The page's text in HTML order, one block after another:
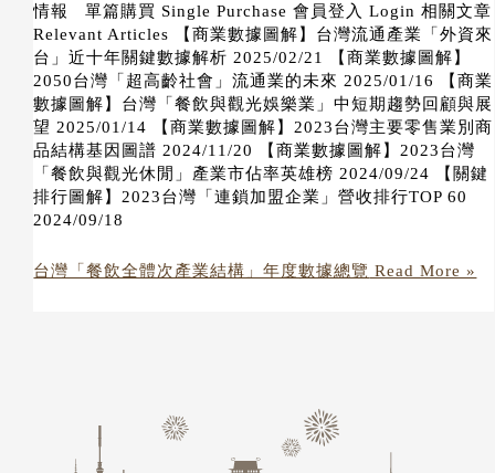
情報 單篇購買 Single Purchase 會員登入 Login 相關文章
Relevant Articles 【商業數據圖解】台灣流通產業「外資來
台」近十年關鍵數據解析 2025/02/21 【商業數據圖解】
2050台灣「超高齡社會」流通業的未來 2025/01/16 【商業
數據圖解】台灣「餐飲與觀光娛樂業」中短期趨勢回顧與展
望 2025/01/14 【商業數據圖解】2023台灣主要零售業別商
品結構基因圖譜 2024/11/20 【商業數據圖解】2023台灣
「餐飲與觀光休閒」產業市佔率英雄榜 2024/09/24 【關鍵
排行圖解】2023台灣「連鎖加盟企業」營收排行TOP 60
2024/09/18
台灣「餐飲全體次產業結構」年度數據總覽 Read More »